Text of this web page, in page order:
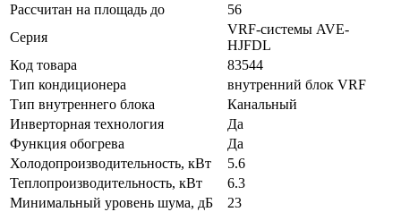
Рассчитан на площадь до
56
Серия
VRF-системы AVE-
HJFDL
Код товара
83544
Тип кондиционера
внутренний блок VRF
Тип внутреннего блока
Канальный
Инверторная технология
Да
Функция обогрева
Да
Холодопроизводительность, кВт
5.6
Теплопроизводительность, кВт
6.3
Минимальный уровень шума, дБ
23